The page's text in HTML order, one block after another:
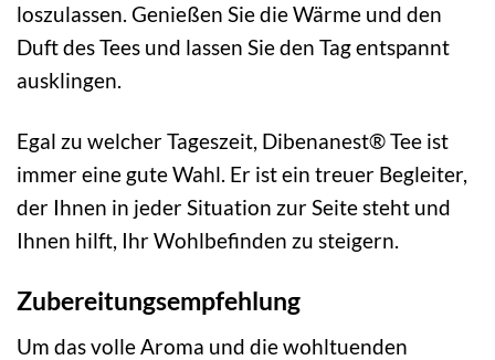
loszulassen. Genießen Sie die Wärme und den
Duft des Tees und lassen Sie den Tag entspannt
ausklingen.
Egal zu welcher Tageszeit, Dibenanest® Tee ist
immer eine gute Wahl. Er ist ein treuer Begleiter,
der Ihnen in jeder Situation zur Seite steht und
Ihnen hilft, Ihr Wohlbefinden zu steigern.
Zubereitungsempfehlung
Um das volle Aroma und die wohltuenden